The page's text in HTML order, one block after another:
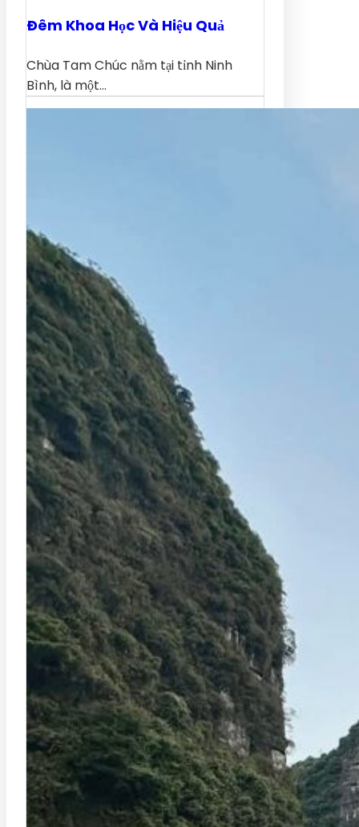
Đêm Khoa Học Và Hiệu Quả
Chùa Tam Chúc nằm tại tỉnh Ninh
Bình, là một…